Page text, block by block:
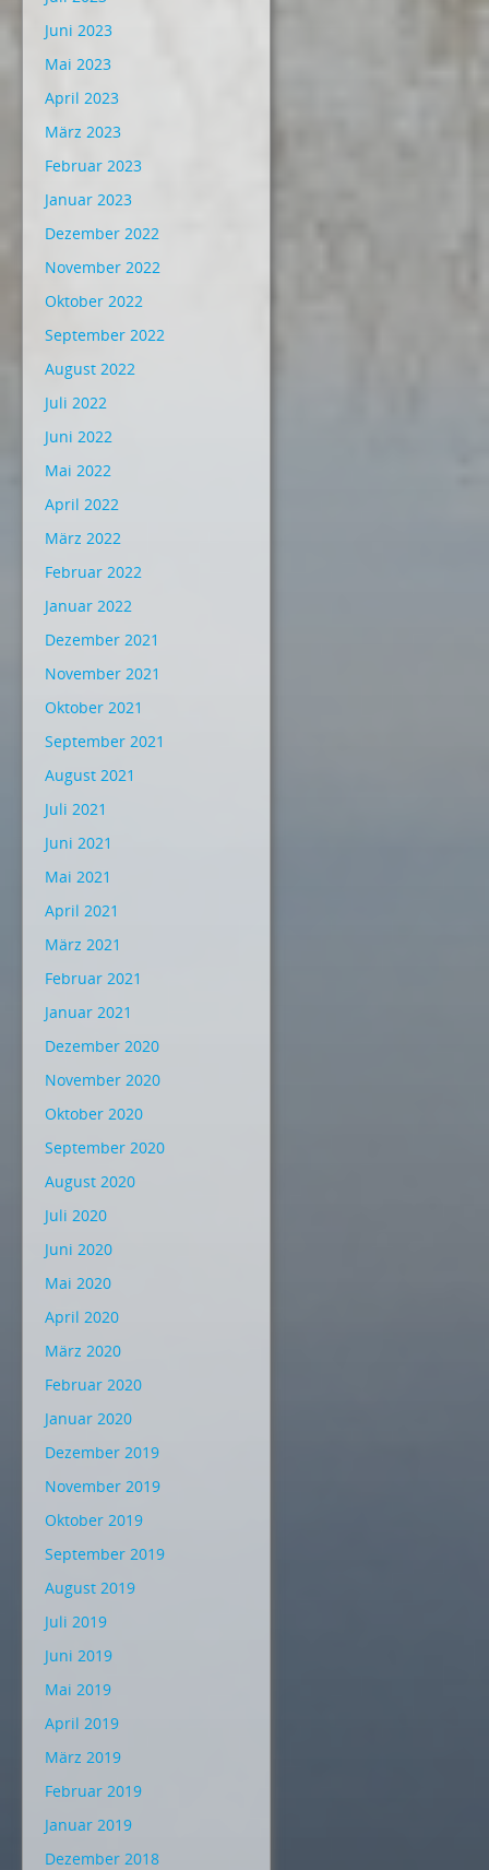
Juni 2023
Mai 2023
April 2023
März 2023
Februar 2023
Januar 2023
Dezember 2022
November 2022
Oktober 2022
September 2022
August 2022
Juli 2022
Juni 2022
Mai 2022
April 2022
März 2022
Februar 2022
Januar 2022
Dezember 2021
November 2021
Oktober 2021
September 2021
August 2021
Juli 2021
Juni 2021
Mai 2021
April 2021
März 2021
Februar 2021
Januar 2021
Dezember 2020
November 2020
Oktober 2020
September 2020
August 2020
Juli 2020
Juni 2020
Mai 2020
April 2020
März 2020
Februar 2020
Januar 2020
Dezember 2019
November 2019
Oktober 2019
September 2019
August 2019
Juli 2019
Juni 2019
Mai 2019
April 2019
März 2019
Februar 2019
Januar 2019
Dezember 2018